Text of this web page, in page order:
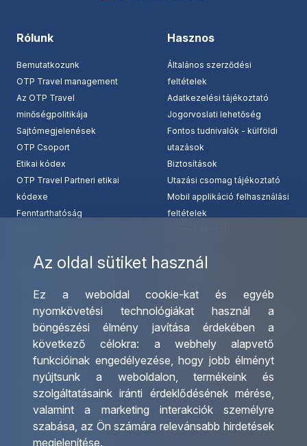
Az oldal sütiket használ
Ez a weboldal cookie-kat és egyéb
nyomkövetési technológiákat használ a
böngészési élmény javítása érdekében a
következő célokra: a webhely alapvető
funkcióinak engedélyezése, hogy jobb élményt
nyújtsunk a weboldalon,termékeink és
szolgáltatásaink iránti érdeklődésének mérése,
valamint a marketing interakciók személyre
szabása, az Ön számára relevánsabb hirdetések
megjelenítése.
Rólunk
Bemutatkozunk
OTP Travel management
Az OTP Travel
minőségpolitikája
Sajtómegjelenések
OTP Csoport
Etikai kódex
OTP Travel Partneri etikai
kódexe
Fenntarthatóság
Hasznos
Általános szerződési
feltételek
Adatkezelési tájékoztató
Jogorvoslati lehetőség
Fontos tudnivalók - külföldi
utazások
Biztosítások
Utazási csomag tájékoztató
Mobil applikáció felhasználási
feltételek
Csoportos utazások
szervezése
Egyéni utak szervezése
Hajóutak
Üzleti utaztatás
Nemzetközi tanár és
diákigazolványok
Letölthető katalógusunk
Ajándékutalvány
Irodáink
Utazásszervező partnereink
Viszonteladó Partnereink
Partnereinknek
Utazási kérdőív
Impresszum